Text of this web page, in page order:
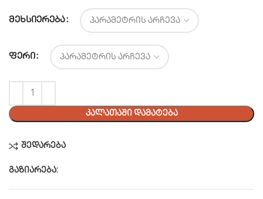
ᲛᲔᲮᲡᲘᲔᲠᲔᲑᲐ
ᲤᲔᲠᲘ
ᲙᲐᲚᲐᲗᲐᲨᲘ ᲓᲐᲛᲐᲢᲔᲑᲐ
შედარება
გაზიარება: